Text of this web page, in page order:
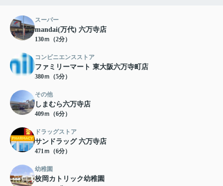
スーパー
mandai(万代) 六万寺店
130ｍ（2分）
コンビニエンスストア
ファミリーマート 東大阪六万寺町店
380ｍ（5分）
その他
しまむら六万寺店
409ｍ（6分）
ドラッグストア
サンドラッグ 六万寺店
471ｍ（6分）
幼稚園
枚岡カトリック幼稚園